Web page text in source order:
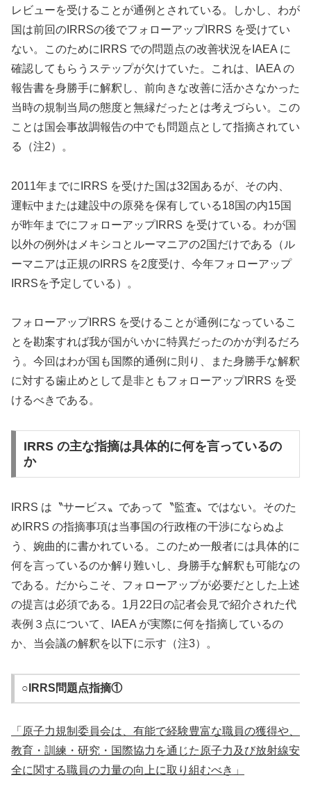
レビューを受けることが通例とされている。しかし、わが
国は前回のIRRSの後でフォローアップIRRS を受けてい
ない。このためにIRRS での問題点の改善状況をIAEA に
確認してもらうステップが欠けていた。これは、IAEA の
報告書を身勝手に解釈し、前向きな改善に活かさなかった
当時の規制当局の態度と無縁だったとは考えづらい。この
ことは国会事故調報告の中でも問題点として指摘されてい
る（注2）。
2011年までにIRRS を受けた国は32国あるが、その内、
運転中または建設中の原発を保有している18国の内15国
が昨年までにフォローアップIRRS を受けている。わが国
以外の例外はメキシコとルーマニアの2国だけである（ル
ーマニアは正規のIRRS を2度受け、今年フォローアップ
IRRSを予定している）。
フォローアップIRRS を受けることが通例になっているこ
とを勘案すれば我が国がいかに特異だったのかが判るだろ
う。今回はわが国も国際的通例に則り、また身勝手な解釈
に対する歯止めとして是非ともフォローアップIRRS を受
けるべきである。
IRRS の主な指摘は具体的に何を言っているの
か
IRRS は〝サービス〟であって〝監査〟ではない。そのた
めIRRS の指摘事項は当事国の行政権の干渉にならぬよ
う、婉曲的に書かれている。このため一般者には具体的に
何を言っているのか解り難いし、身勝手な解釈も可能なの
である。だからこそ、フォローアップが必要だとした上述
の提言は必須である。1月22日の記者会見で紹介された代
表例３点について、IAEA が実際に何を指摘しているの
か、当会議の解釈を以下に示す（注3）。
○IRRS問題点指摘①
「原子力規制委員会は、有能で経験豊富な職員の獲得や、
教育・訓練・研究・国際協力を通じた原子力及び放射線安
全に関する職員の力量の向上に取り組むべき」